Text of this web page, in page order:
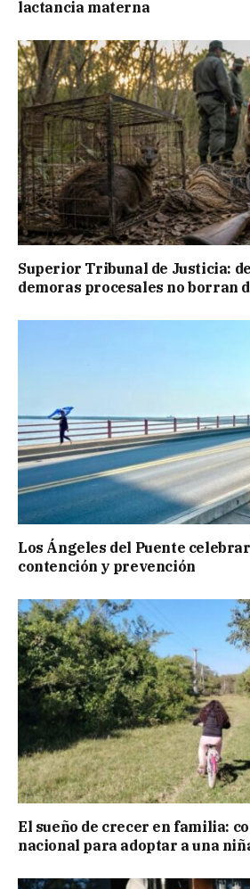
lactancia materna
Superior Tribunal de Justicia:
demoras procesales no borran
Los Ángeles del Puente
contención y prevención
El sueño de crecer en familia:
nacional para adoptar a una